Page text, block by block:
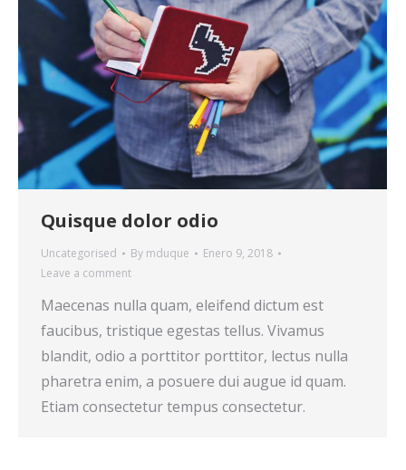
Quisque dolor odio
Uncategorised By mduque
Enero 9, 2018
Leave a comment
Maecenas nulla quam, eleifend dictum est
faucibus, tristique egestas tellus. Vivamus
blandit, odio a porttitor porttitor, lectus nulla
pharetra enim, a posuere dui augue id quam.
Etiam consectetur tempus consectetur.